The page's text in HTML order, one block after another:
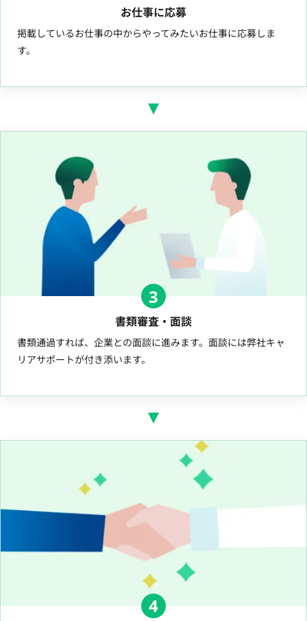
お仕事に応募
掲載しているお仕事の中からやってみたいお仕事に応募しま
す。
3
書類審査・面談
書類通過すれば、企業との面談に進みます。面談には弊社キャ
リアサポートが付き添います。
4